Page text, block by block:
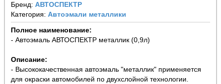
Бренд: АВТОСПЕКТР
Категория: Автоэмали металлики
Полное наименование:
- Автоэмаль АВТОСПЕКТР металлик (0,9л)
Описание:
- Высококачественная автоэмаль "металлик" применяется
для окраски автомобилей по двухслойной технологии.